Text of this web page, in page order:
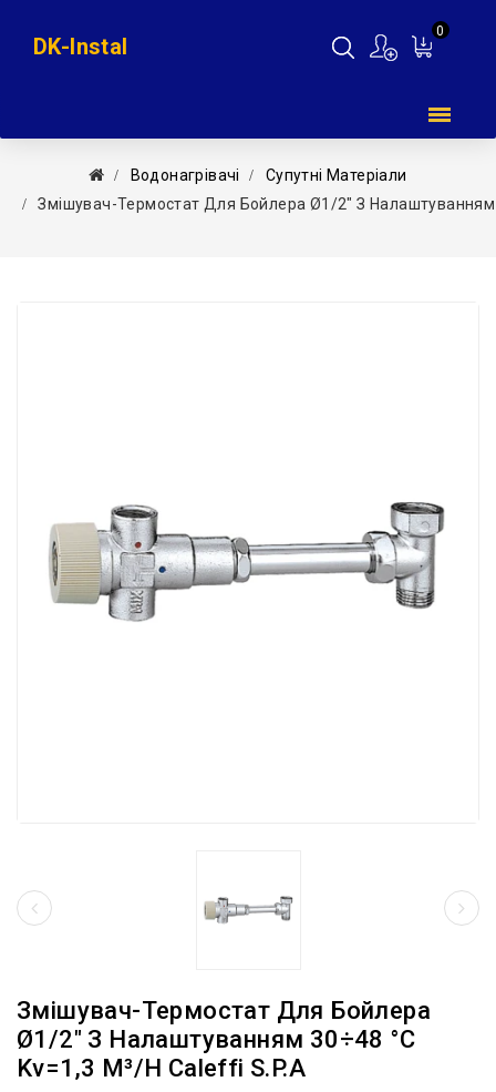
0
DK-Instal
Водонагрівачі
Супутні Матеріали
Змішувач-Термостат Для Бойлера Ø1/2″ З
Змішувач-Термостат Для Бойлера
Ø1/2″ З Налаштуванням 30÷48 °C
Kv=1,3 M³/h Caleffi S.p.a